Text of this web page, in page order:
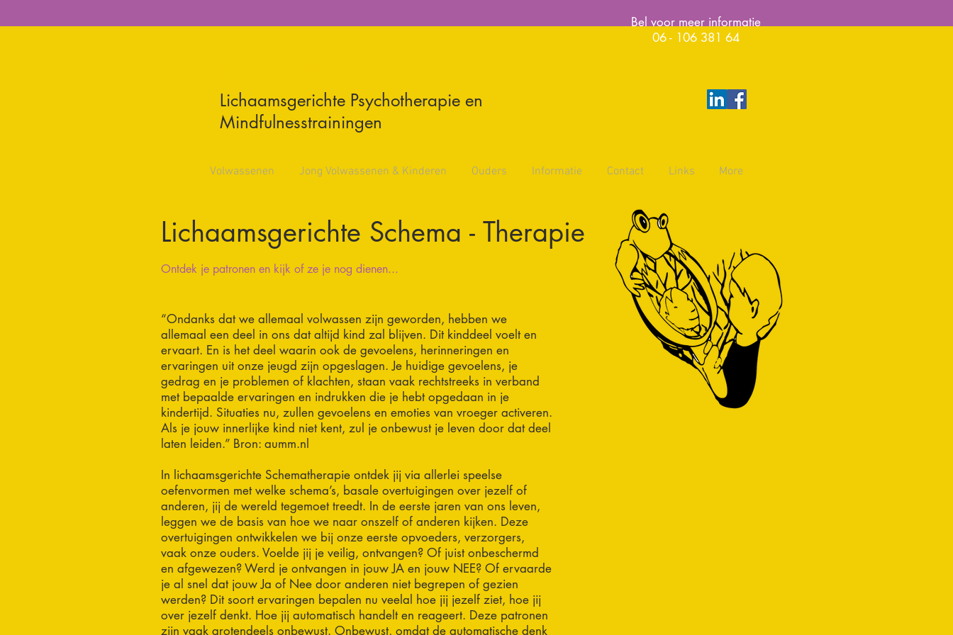
Bel voor meer informatie
06 - 106 381 64
Lichaamsgerichte Psychotherapie en
Mindfulnesstrainingen
Volwassenen Jong Volwassenen & Kinderen Ouders Informatie Contact Links More
“Ondanks dat we allemaal volwassen zijn geworden, hebben we
allemaal een deel in ons dat altijd kind zal blijven. Dit kinddeel voelt en
ervaart. En is het deel waarin ook de gevoelens, herinneringen en
ervaringen uit onze jeugd zijn opgeslagen. Je huidige gevoelens, je
gedrag en je problemen of klachten, staan vaak rechtstreeks in verband
met bepaalde ervaringen en indrukken die je hebt opgedaan in je
kindertijd. Situaties nu, zullen gevoelens en emoties van vroeger activeren.
Als je jouw innerlijke kind niet kent, zul je onbewust je leven door dat deel
laten leiden.” Bron: aumm.nl
In lichaamsgerichte Schematherapie ontdek jij via allerlei speelse
oefenvormen met welke schema’s, basale overtuigingen over jezelf of
anderen, jij de wereld tegemoet treedt. In de eerste jaren van ons leven,
leggen we de basis van hoe we naar onszelf of anderen kijken. Deze
overtuigingen ontwikkelen we bij onze eerste opvoeders, verzorgers,
vaak onze ouders. Voelde jij je veilig, ontvangen? Of juist onbeschermd
en afgewezen? Werd je ontvangen in jouw JA en jouw NEE? Of ervaarde
je al snel dat jouw Ja of Nee door anderen niet begrepen of gezien
werden? Dit soort ervaringen bepalen nu veelal hoe jij jezelf ziet, hoe jij
over jezelf denkt. Hoe jij automatisch handelt en reageert. Deze patronen
zijn vaak grotendeels onbewust. Onbewust, omdat de automatische denk
Lichaamsgerichte Schema - Therapie
Ontdek je patronen en kijk of ze je nog dienen...